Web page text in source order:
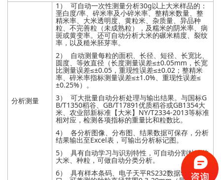
分析测量
1） 可自动一次性测量分析30g以上大米样品的：
垩白度/率、碎米率及小碎米率、整精米数量、整
精米率、大米透明度、黄粒米、杂质量、异品种
粒、不完善粒（未成熟粒），及糯米的阴米率、病
斑或黄变率。还可自动分析大米的碾米精度、裂纹
率，以及糙米胚芽率。
2） 自动测量每粒的面积、长径、短径、长宽比、
圆度、等效直径（长度测量误差≤±0.05mm，长宽
比测量误差≤±0.05，重现性误差≤±0.02；整精米
率、碎米率指标测量误差≤±1.0%、重现性误差≤
±0.25%）。
3） 可大批量自动分析处理与输出结果。与国标G
B/T1350稻谷、GB/T17891优质稻谷或GB1354大
米、农业部新标准【大米】NY/T2334-2013等标准
相对应，检测各项指标的重量比和粒数比。
4） 各分析图像、分布图、结果数据可保存，分析
结果输出至Excel表，可输出分析标记图。
5） 具有自动学习与识别特性，可自动分割粘连的
大米、种粒，可做自动分类分析。
6） 具有样本条码、电子天平RS232数据软件接